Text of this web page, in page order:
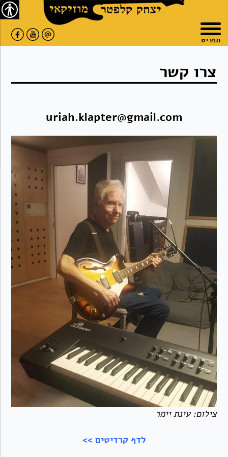
האתר
לתוכן
קשר
צרו קשר
uriah.klapter@gmail.com
צילום: עינת יימר
לדף קרדיטים >>
תפריט